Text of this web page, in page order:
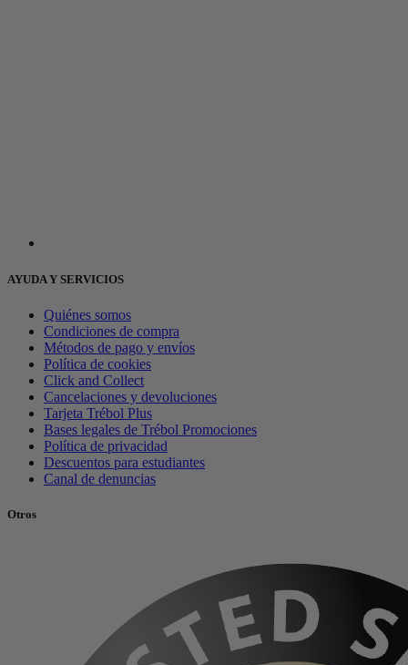
AYUDA Y SERVICIOS
Quiénes somos
Condiciones de compra
Métodos de pago y envíos
Política de cookies
Click and Collect
Cancelaciones y devoluciones
Tarjeta Trébol Plus
Bases legales de Trébol Promociones
Política de privacidad
Descuentos para estudiantes
Canal de denuncias
Otros